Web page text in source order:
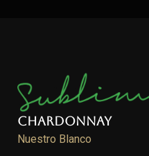
Chardonnay
Nuestro Blanco